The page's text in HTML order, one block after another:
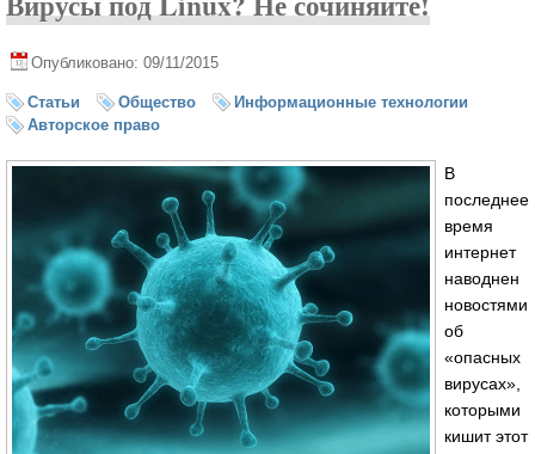
Опубликовано: 09/11/2015
Статьи Общество
Информационные технологии
Авторское право
В
последнее
время
интернет
наводнен
новостями
об
«опасных
вирусах»,
которыми
кишит этот